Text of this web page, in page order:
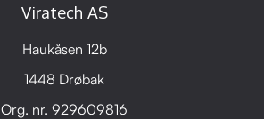
Viratech AS
Haukåsen 12b
1448 Drøbak
Org. nr. 929609816